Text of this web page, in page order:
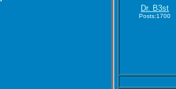
Dr. B3st
Posts:1700